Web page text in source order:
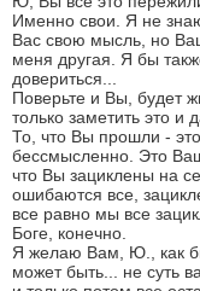
Именно свои. Я не
Вас свою мысль, но
меня другая. Я бы
довериться...
Поверьте и Вы, будет
только заметить это и
То, что Вы прошли -
бессмысленно. Это
что Вы зациклены на
ошибаются все,
все равно мы все
Боге, конечно.
Я желаю Вам, Ю., как
может быть... не суть